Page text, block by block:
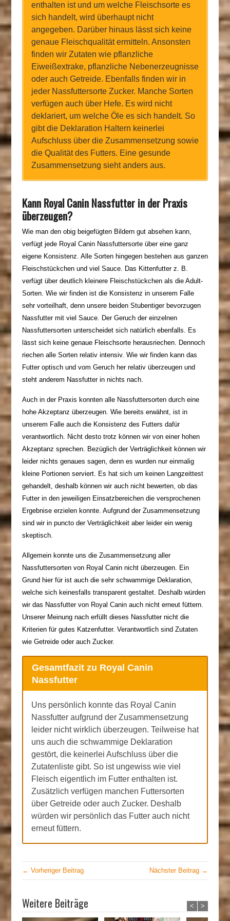
enthalten ist und um welche Fleischsorte es
sich handelt, wird überhaupt nicht
angegeben. Darüber hinaus lässt sich keine
genaue Fleischqualität ermitteln. Ansonsten
finden wir Zutaten wie pflanzliche
Eiweißextrake, pflanzliche Nebenerzeugnisse
oder auch Getreide. Ebenfalls finden wir in
jeder Nassfuttersorte Zucker. Manche Sorten
verfügen auch über Hefe. Es wird nicht
deklariert, um welche Öle es sich handelt. So
gibt die Deklaration Haltern keinerlei
Aufschluss über die Zusammensetzung sowie
die Qualität des Futters. Eine gesunde
Zusammensetzung sieht anders aus.
Kann Royal Canin Nassfutter in der Praxis
überzeugen?
Wie man den obig beigefügten Bildern gut absehen kann,
verfügt jede Royal Canin Nassfuttersorteüber eine ganz
eigene Konsistenz. Alle Sorten hingegen bestehen aus ganzen
Fleischstückchen und viel Sauce. Das Kittenfutterz. B.
verfügt über deutlich kleinere Fleischstückchen als die Adult-
Sorten. Wie wir finden ist die Konsistenz in unserem Falle
sehr vorteilhaft, denn unsere beiden Stubentiger bevorzugen
Nassfutter mit viel Sauce. Der Geruch der einzelnen
Nassfuttersortenunterscheidet sich natürlich ebenfalls. Es
lässt sich keine genaue Fleischsorte herausriechen. Dennoch
riechen alle Sorten relativ intensiv. Wie wir finden kann das
Futter optisch und vom Geruch her relativ überzeugen und
steht anderem Nassfutter in nichts nach.
Auch in der Praxis konnten alle Nassfuttersorten durch eine
hohe Akzeptanz überzeugen. Wie bereits erwähnt, ist in
unserem Falle auch die Konsistenz des Futters dafür
verantwortlich. Nicht desto trotz können wir von einer hohen
Akzeptanz sprechen. Bezüglich der Verträglichkeit können wir
leider nichts genaues sagen, denn es wurden nur einmalig
kleine Portionen serviert. Es hat sich um keinen Langzeittest
gehandelt, deshalb können wir auch nicht bewerten, ob das
Futter in den jeweiligen Einsatzbereichen die versprochenen
Ergebnise erzielen konnte. Aufgrund der Zusammensetzung
sind wir in puncto der Verträglichkeit aber leider ein wenig
skeptisch.
Allgemein konnte uns die Zusammensetzung aller
Nassfuttersorten von Royal Canin nicht überzeugen. Ein
Grund hier für ist auch die sehr schwammige Deklaration,
welche sich keinesfalls transparent gestaltet. Deshalb würden
wir das Nassfutter von Royal Canin auch nicht erneut füttern.
Unserer Meinung nach erfüllt dieses Nassfutter nicht die
Kriterien für gutes Katzenfutter. Verantwortlich sind Zutaten
wie Getreide oder auch Zucker.
Gesamtfazit zu Royal Canin
Nassfutter
Uns persönlich konnte das Royal Canin
Nassfutter aufgrund der Zusammensetzung
leider nicht wirklich überzeugen. Teilweise hat
uns auch die schwammige Deklaration
gestört, die keinerlei Aufschluss über die
Zutatenliste gibt. So ist ungewiss wie viel
Fleisch eigentlich im Futter enthalten ist.
Zusätzlich verfügen manchen Futtersorten
über Getreide oder auch Zucker. Deshalb
würden wir persönlich das Futter auch nicht
erneut füttern.
← Vorheriger Beitrag Nächster Beitrag →
Weitere Beiträge < >